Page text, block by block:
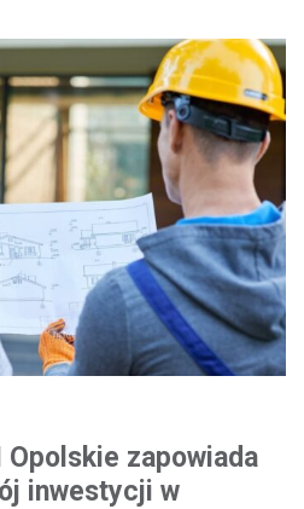
Opolskie zapowiada
inwestycji w